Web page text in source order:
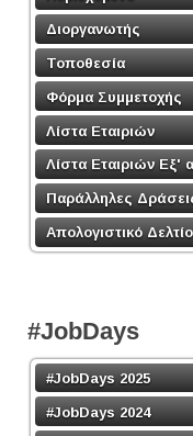
Διοργανωτής
Τοποθεσία
Φόρμα Συμμετοχής
Λίστα Εταιριών
Λίστα Εταιριών
Παράλληλες
Απολογιστικό
#JobDays
#JobDays 2025
#JobDays 2024